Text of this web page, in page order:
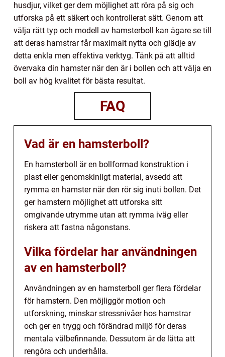
husdjur, vilket ger dem möjlighet att röra på sig och
utforska på ett säkert och kontrollerat sätt. Genom att
välja rätt typ och modell av hamsterboll kan ägare se till
att deras hamstrar får maximalt nytta och glädje av
detta enkla men effektiva verktyg. Tänk på att alltid
övervaka din hamster när den är i bollen och att välja en
boll av hög kvalitet för bästa resultat.
FAQ
Vad är en hamsterboll?
En hamsterboll är en bollformad konstruktion i
plast eller genomskinligt material, avsedd att
rymma en hamster när den rör sig inuti bollen. Det
ger hamstern möjlighet att utforska sitt
omgivande utrymme utan att rymma iväg eller
riskera att fastna någonstans.
Vilka fördelar har användningen
av en hamsterboll?
Användningen av en hamsterboll ger flera fördelar
för hamstern. Den möjliggör motion och
utforskning, minskar stressnivåer hos hamstrar
och ger en trygg och förändrad miljö för deras
mentala välbefinnande. Dessutom är de lätta att
rengöra och underhålla.